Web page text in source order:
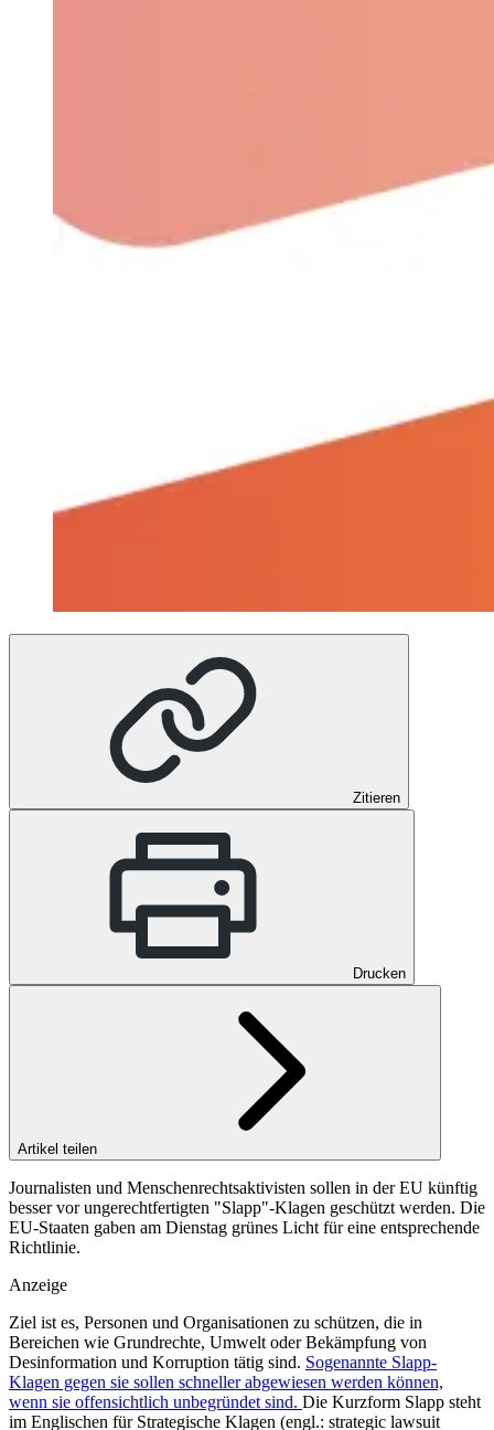
Zitieren
Drucken
Artikel teilen
Journalisten und Menschenrechtsaktivisten sollen in der EU künftig
besser vor ungerechtfertigten "Slapp"-Klagen geschützt werden. Die
EU-Staaten gaben am Dienstag grünes Licht für eine entsprechende
Richtlinie.
Anzeige
Ziel ist es, Personen und Organisationen zu schützen, die in
Bereichen wie Grundrechte, Umwelt oder Bekämpfung von
Desinformation und Korruption tätig sind. Sogenannte Slapp-
Klagen gegen sie sollen schneller abgewiesen werden können,
wenn sie offensichtlich unbegründet sind. Die Kurzform Slapp steht
im Englischen für Strategische Klagen (engl.: strategic lawsuit